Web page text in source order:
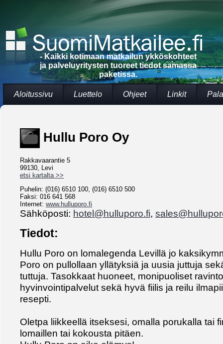
- Kaikki kotimaan matkailun ykköskohteet
ja palveluyritysten tuoreet tiedot samassa
paketissa.
Aloitussivu Luettelo Ohjeet Linkit
Hullu Poro Oy
Rakkavaarantie 5
99130, Levi
etsi kartalta >>
Puhelin: (016) 6510 100, (016) 6510 500
Faksi: 016 641 568
Internet: www.hulluporo.fi
Sähköposti: hotel@hulluporo.fi,
Tiedot:
Hullu Poro on lomalegenda Levillä jo
Poro on pullollaan yllätyksiä ja uusia juttuja
tuttuja. Tasokkaat huoneet, monipuoliset
hyvinvointipalvelut sekä hyvä fiilis ja reilu
resepti.
Oletpa liikkeellä itseksesi, omalla porukalla tai
lomaillen tai kokousta pitäen.